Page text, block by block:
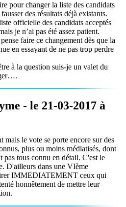
pour changer la liste des candidats
des résultats déjà existants.
officielle des candidats acceptés
je n’ai pas été assez patient.
faire ce changement dès que la
en essayant de ne pas trop perdre
à la question suis-je un valet du
- le 21-03-2017 à
mais le vote se porte encore sur des
plus ou moins médiatisés, dont
pas tous connu en détail. C'est le
D'ailleurs dans une VIème
IMMEDIATEMENT ceux qui
honnêtement de mettre leur